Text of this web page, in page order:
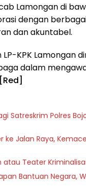
Lamongan di
dengan
dan akuntabel.
KPK Lamongan
dalam
[Red]
Satreskrim Polres
ke Jalan Raya,
Teater
Bantuan Negara,